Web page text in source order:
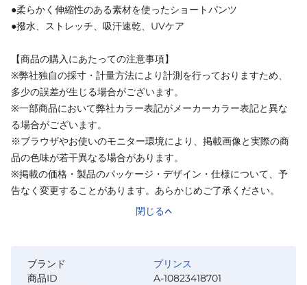
●柔らかく伸縮性のある素材を使ったショートパンツ
●撥水、ストレッチ、吸汗速乾、UVケア
【商品の購入にあたっての注意事項】
※弊社独自の採寸・計量方法により計測を行っておりますため、
多少の誤差が生じる場合がございます。
※一部商品において弊社カラー表記がメーカーカラー表記と異な
る場合がございます。
※ブラウザやお使いのモニター環境により、掲載画像と実際の商
品の色味が若干異なる場合があります。
※掲載の価格・製品のパッケージ・デザイン・仕様について、予
告なく変更することがあります。あらかじめご了承ください。
閉じる
ブランド
プリンス
商品ID
A-10823418701